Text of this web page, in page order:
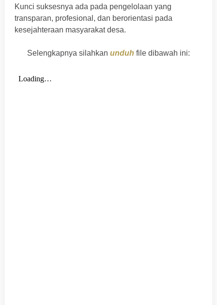
Kunci suksesnya ada pada pengelolaan yang
transparan, profesional, dan berorientasi pada
kesejahteraan masyarakat desa.
Selengkapnya silahkan unduh file dibawah ini: